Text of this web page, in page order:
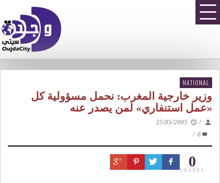
NATIONAL
وزير خارجية المغرب: نحمل مسؤولية كل
«عمل استنفاري» لمن يصدر عنه
/
25/05/2005
0
/
0
SHARES